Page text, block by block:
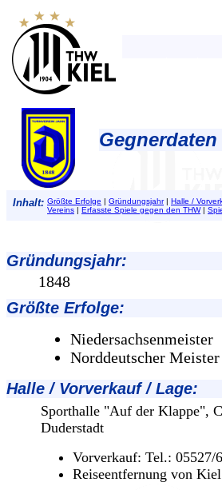
Inhalt: Größte Erfolge | Gründungsjahr| Halle /
Vereins | Erfasste Spiele gegen den THW|
Gründungsjahr:
1848
Größte Erfolge:
Niedersachsenmeister
Norddeutscher Meister
Halle / Vorverkauf / Lage:
Sporthalle "Auf der Klappe",
Duderstadt
Vorverkauf: Tel.: 05527/
Reiseentfernung von